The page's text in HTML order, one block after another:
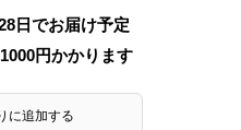
日でお届け予定
1000円かかります
に追加する